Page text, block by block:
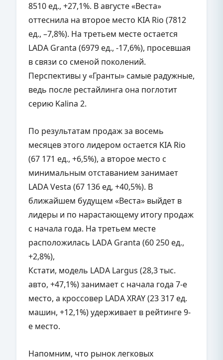
8510 ед., +27,1%. В августе «Веста»
оттеснила на второе место KIA Rio (7812
ед., –7,8%). На третьем месте остается
LADA Granta (6979 ед., -17,6%), просевшая
в связи со сменой поколений.
Перспективы у «Гранты» самые радужные,
ведь после рестайлинга она поглотит
серию Kalina 2.
По результатам продаж за восемь
месяцев этого лидером остается KIA Rio
(67 171 ед., +6,5%), а второе место с
минимальным отставанием занимает
LADA Vesta (67 136 ед, +40,5%). В
ближайшем будущем «Веста» выйдет в
лидеры и по нарастающему итогу продаж
с начала года. На третьем месте
расположилась LADA Granta (60 250 ед.,
+2,8%),
Кстати, модель LADA Largus (28,3 тыс.
авто, +47,1%) занимает с начала года 7-е
место, а кроссовер LADA XRAY (23 317 ед.
машин, +12,1%) удерживает в рейтинге 9-
е место.
Напомним, что рынок легковых